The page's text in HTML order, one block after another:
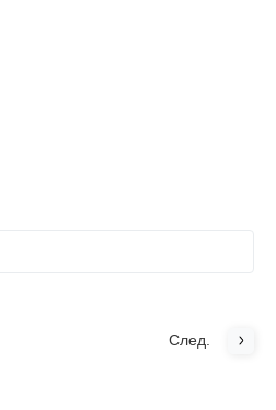
След.